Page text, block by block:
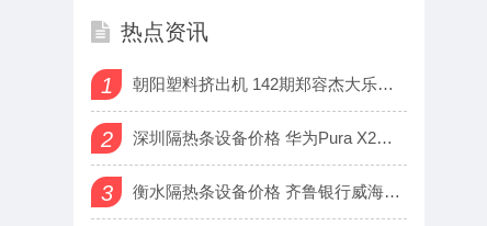
热点资讯
1 朝阳塑料挤出机 142期郑容杰大乐透预测奖号：小复式推荐
2 深圳隔热条设备价格 华为Pura X2排期曝光：晚于Pura
3 衡水隔热条设备价格 齐鲁银行威海分行被罚35万，